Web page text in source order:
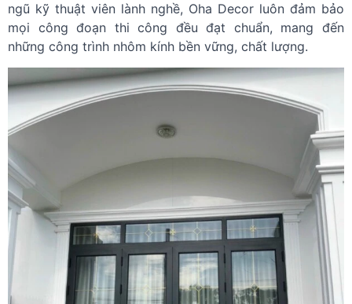
ngũ kỹ thuật viên lành nghề, Oha Decor luôn đảm bảo
mọi công đoạn thi công đều đạt chuẩn, mang đến
những công trình nhôm kính bền vững, chất lượng.